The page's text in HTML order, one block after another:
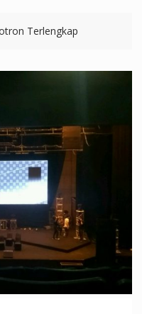
Terlengkap